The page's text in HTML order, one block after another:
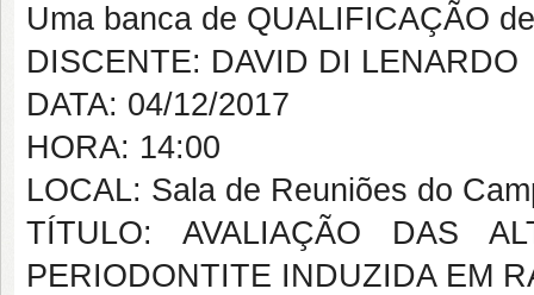
Uma banca de QUALIFICAÇÃO
DISCENTE: DAVID DI LENARDO
DATA: 04/12/2017
HORA: 14:00
LOCAL: Sala de Reuniões do
TÍTULO: AVALIAÇÃO DAS
PERIODONTITE INDUZIDA EM